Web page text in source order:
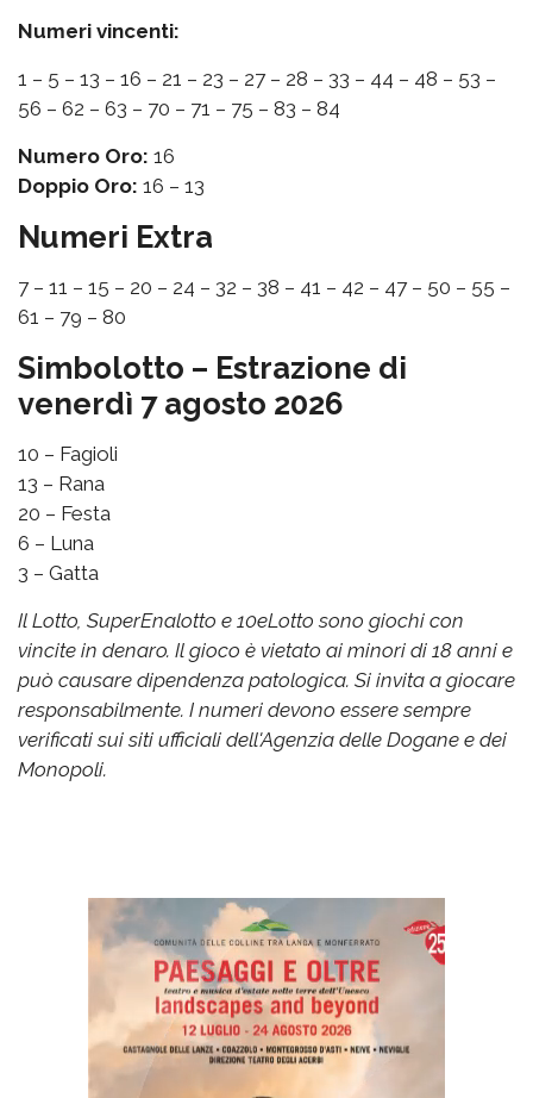
Numeri vincenti:
1 – 5 – 13 – 16 – 21 – 23 – 27 – 28 – 33 – 44 – 48 – 53 –
56 – 62 – 63 – 70 – 71 – 75 – 83 – 84
Numero Oro: 16
Doppio Oro: 16 – 13
Numeri Extra
7 – 11 – 15 – 20 – 24 – 32 – 38 – 41 – 42 – 47 – 50 – 55 –
61 – 79 – 80
Simbolotto – Estrazione di
venerdì 7 agosto 2026
10 – Fagioli
13 – Rana
20 – Festa
6 – Luna
3 – Gatta
Il Lotto, SuperEnalotto e 10eLotto sono giochi con
vincite in denaro. Il gioco è vietato ai minori di 18 anni e
può causare dipendenza patologica. Si invita a giocare
responsabilmente. I numeri devono essere sempre
verificati sui siti ufficiali dell'Agenzia delle Dogane e dei
Monopoli.